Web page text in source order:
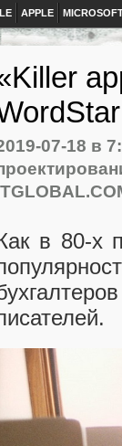
APPLE
07-18 в
в 80-х